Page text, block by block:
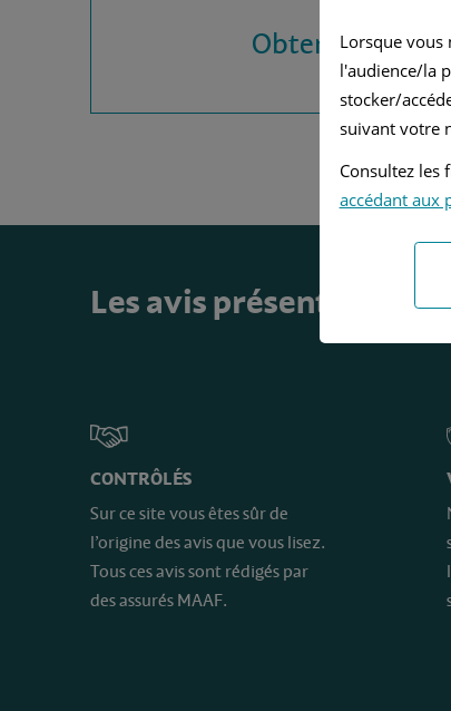
Obtenez vos
Les avis présents sur
CONTRÔLÉS
Sur ce site vous êtes sûr de
l’origine des avis que vous lisez.
Tous ces avis sont rédigés par
des assurés MAAF.
Lorsque vous
l'audience/la
stocker/
suivant votre
Consultez les
accédant aux